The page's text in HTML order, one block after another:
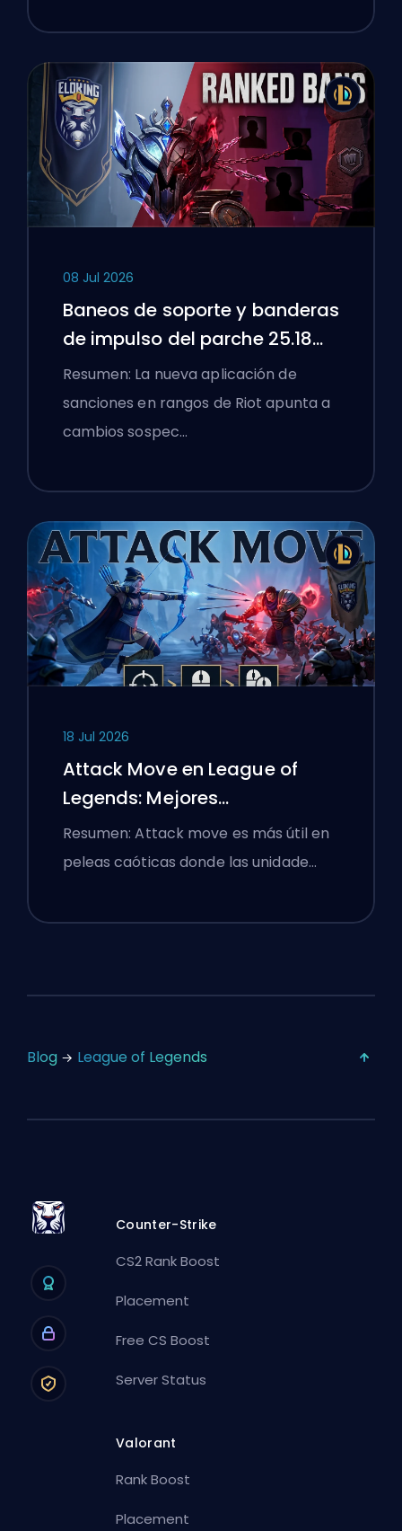
08 Jul 2026
Baneos de soporte y banderas
de impulso del parche 25.18
de League of Legends
Resumen: La nueva aplicación de
sanciones en rangos de Riot apunta a
cambios sospec…
18 Jul 2026
Attack Move en League of
Legends: Mejores
Configuraciones
Resumen: Attack move es más útil en
peleas caóticas donde las unidade…
Blog League of Legends
Counter-Strike
CS2 Rank Boost
Placement
Free CS Boost
Server Status
Valorant
Rank Boost
Placement